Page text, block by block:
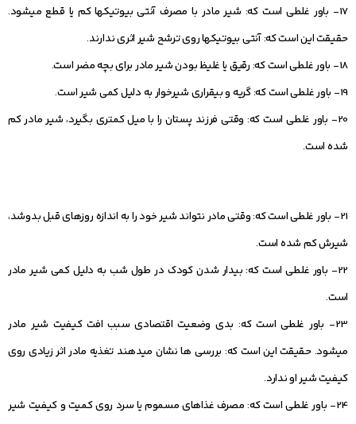
17- باور غلطی است که: شیر مادر با مصرف آنتی بیوتیک‏ها کم یا قطع می‏شود.
حقیقت این است که: آنتی بیوتیک‏ها روی ترشح شیر اثری ندارند.
18- باور غلطی است که: رقیق یا غلیظ بودن شیر مادر برای بچه مضر است.
19- باور غلطی است که: گریه و بی‏‏قراری شیرخوار به دلیل کمی شیر است.
20- باور غلطی است که: وقتی فرزند پستان را با میل کمتری بگیرد، شیر مادر کم
شده است.
21- باور غلطی است که: وقتی مادر نتواند شیر خود را به اندازه روزهای قبل بدوشد،
شیرش کم شده است.
22- باور غلطی است که: بیدار شدن کودک در طول شب به دلیل کمی شیر مادر
است.
23- باور غلطی است که: بدی وضعیت اقتصادی سبب افت کیفیت شیر مادر
می‏شود. حقیقت این است که: بررسی‏ ها نشان می‏دهند تغذیه مادر اثر زیادی روی
کیفیت شیر او ندارد.
24- باور غلطی است که: مصرف غذاهای مسموم یا سرد روی کمیت و کیفیت شیر